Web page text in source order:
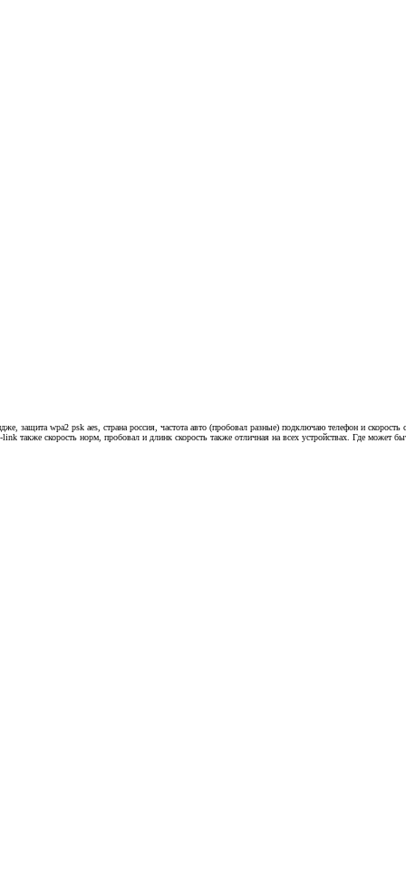
защита wpa2 psk aes, страна россия, частота авто (пробовал разные) подключаю телефон и
также скорость норм, пробовал и длинк скорость также отличная на всех устройствах. Где может